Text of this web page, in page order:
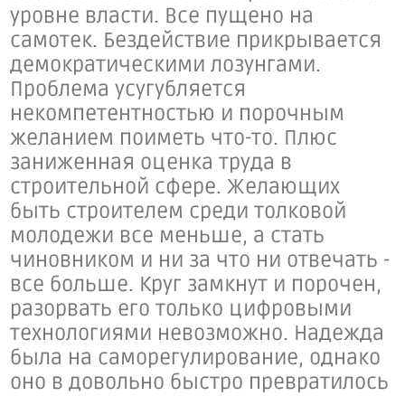
уровне власти. Все пущено на
самотек. Бездействие прикрывается
демократическими лозунгами.
Проблема усугубляется
некомпетентностью и порочным
желанием поиметь что-то. Плюс
заниженная оценка труда в
строительной сфере. Желающих
быть строителем среди толковой
молодежи все меньше, а стать
чиновником и ни за что ни отвечать -
все больше. Круг замкнут и порочен,
разорвать его только цифровыми
технологиями невозможно. Надежда
была на саморегулирование, однако
оно в довольно быстро превратилось